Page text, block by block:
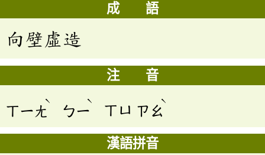
成 語
向壁虛造
注 音
ㄒㄧㄤ
ˋ
ㄅㄧ
ˋ
ㄒㄩ ㄗㄠ
ˋ
漢語拼音